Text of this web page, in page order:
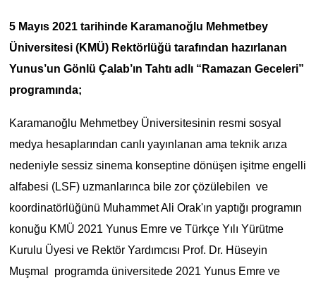
5 Mayıs 2021 tarihinde Karamanoğlu Mehmetbey
Üniversitesi (KMÜ) Rektörlüğü tarafından hazırlanan
Yunus’un Gönlü Çalab’ın Tahtı adlı “Ramazan Geceleri”
programında;
Karamanoğlu Mehmetbey Üniversitesinin resmi sosyal
medya hesaplarından canlı yayınlanan ama teknik arıza
nedeniyle sessiz sinema konseptine dönüşen işitme engelli
alfabesi (LSF) uzmanlarınca bile zor çözülebilen ve
koordinatörlüğünü Muhammet Ali Orak'ın yaptığı programın
konuğu KMÜ 2021 Yunus Emre ve Türkçe Yılı Yürütme
Kurulu Üyesi ve Rektör Yardımcısı Prof. Dr. Hüseyin
Muşmal programda üniversitede 2021 Yunus Emre ve